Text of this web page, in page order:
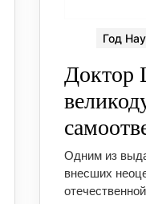
Год
Доктор
Одним из
внесших